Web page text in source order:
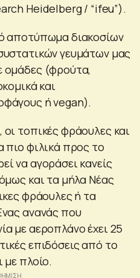
Heidelberg / “ifeu”).
αποτύπωμα διακοσίων
γευμάτων μας
ομάδες (φρούτα,
και
ή vegan).
τοπικές φράουλες και
πιο φιλικά προς το
να αγοράσει κανείς
και τα μήλα Νέας
φράουλες ή τα
ανανάς που
με αεροπλάνο έχει 25
επιδόσεις από το
με πλοίο.